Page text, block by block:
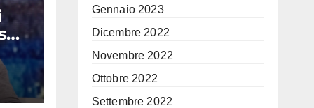
Gennaio 2023
Dicembre 2022
Novembre 2022
Ottobre 2022
Settembre 2022